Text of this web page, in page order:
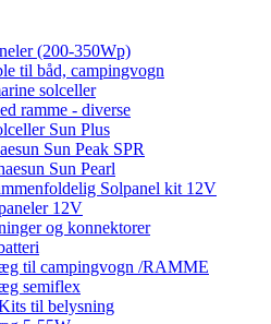
(200-350Wp)
til båd, campingvogn
solceller
ramme - diverse
Sun Plus
Sun Peak SPR
Sun Pearl
Solpanel kit 12V
12V
og konnektorer
til campingvogn /RAMME
semiflex
til belysning